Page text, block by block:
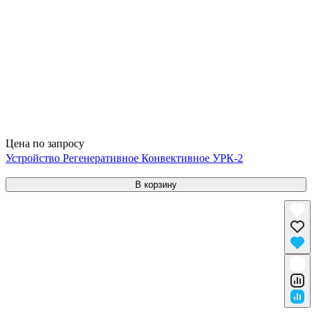
Цена по запросу
Устройство Регенеративное Конвективное УРК-2
В корзину